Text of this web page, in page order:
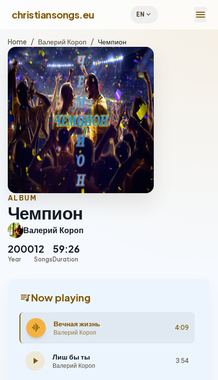
christiansongs.eu EN expand_more menu
Home / Валерий Короп / Чемпион
ALBUM
Чемпион
Валерий Короп
2000
Year
12
Songs
59:26
Duration
queue_musicNow playing
graphic_eq Вечная жизнь
Валерий Короп
4:09
play_arrow Лиш бы ты
Валерий Короп
3:54